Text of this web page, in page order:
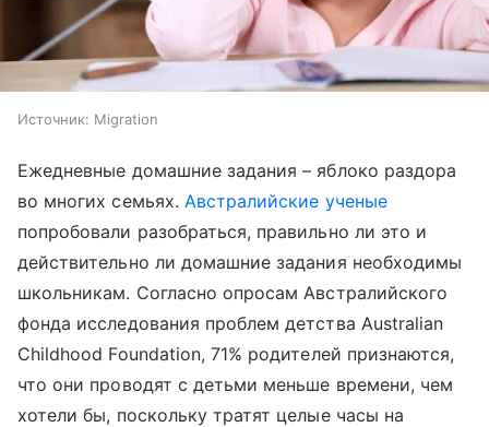
Источник: Migration
Ежедневные домашние задания – яблоко раздора
во многих семьях. Австралийские ученые
попробовали разобраться, правильно ли это и
действительно ли домашние задания необходимы
школьникам. Согласно опросам Австралийского
фонда исследования проблем детства Australian
Childhood Foundation, 71% родителей признаются,
что они проводят с детьми меньше времени, чем
хотели бы, поскольку тратят целые часы на